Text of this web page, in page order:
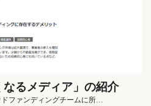
なるメディア」の紹介
ファンディングチームに所…